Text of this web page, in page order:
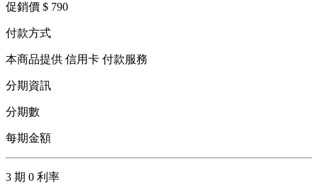
促銷價 $ 790
付款方式
本商品提供 信用卡 付款服務
分期資訊
分期數
每期金額
3 期 0 利率